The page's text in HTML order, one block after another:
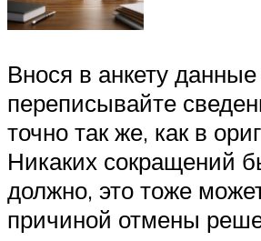
Внося в анкету
переписывайте
точно так же, как в
Никаких сокращений
должно, это тоже
причиной отмены